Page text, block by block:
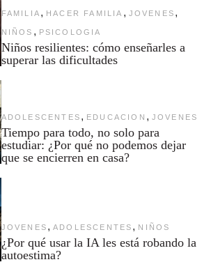
FAMILIA , HACER FAMILIA , JOVENES ,
NIÑOS , PSICOLOGIA
Niños resilientes: cómo enseñarles a
superar las dificultades
ADOLESCENTES , EDUCACION , JOVENES
Tiempo para todo, no solo para
estudiar: ¿Por qué no podemos dejar
que se encierren en casa?
JOVENES , ADOLESCENTES , NIÑOS
¿Por qué usar la IA les está robando la
autoestima?